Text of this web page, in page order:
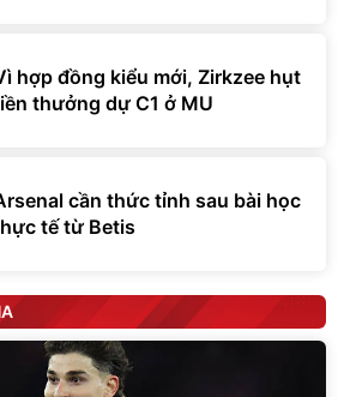
hợp đồng kiểu mới, Zirkzee hụt
thưởng dự C1 ở MU
cần thức tỉnh sau bài học
tế từ Betis